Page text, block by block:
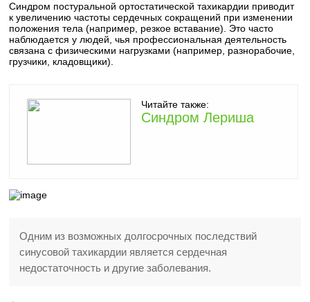
Синдром постуральной ортостатической тахикардии приводит
к увеличению частоты сердечных сокращений при изменении
положения тела (например, резкое вставание). Это часто
наблюдается у людей, чья профессиональная деятельность
связана с физическими нагрузками (например, разнорабочие,
грузчики, кладовщики).
Читайте также:
Синдром Лериша
Одним из возможных долгосрочных последствий
синусовой тахикардии является сердечная
недостаточность и другие заболевания.